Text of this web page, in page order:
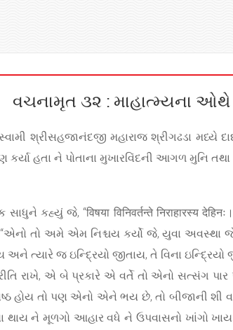
વચનામૃત ૩૨ : માહાત્મ્યના ઓથે
શ્રીસહજાનંદજી મહારાજ શ્રીગઢડા મધ્યે
કર્યા હતા ને પોતાના મુખારવિંદની આગળ મુનિ
કહ્યું જે, “विषया विनिवर्तन्ते निराहारस्य
“એનો તો અમે એમ નિશ્ચય કર્યો જે, યુવા
ત્યારે જ ઇન્દ્રિયો જીતાય, તે વિના
રાખે, એ બે પ્રકારે એ વર્તે તો એનો સત્સંગ
હોય તો પણ એનો એને ભય છે, તો બીજાની શી
ને મૂળગો આહાર વધે ને ઉપવાસનો ખાંગો ખાય